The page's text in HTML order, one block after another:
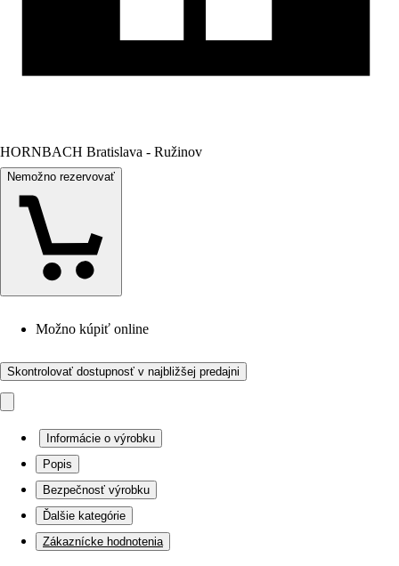
HORNBACH Bratislava - Ružinov
Nemožno rezervovať
Možno kúpiť online
Skontrolovať dostupnosť v najbližšej predajni
Informácie o výrobku
Popis
Bezpečnosť výrobku
Ďalšie kategórie
Zákaznícke hodnotenia